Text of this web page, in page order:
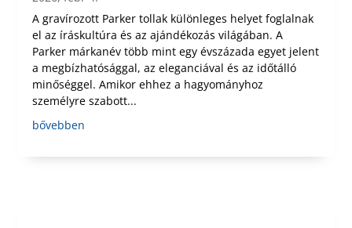
A gravírozott Parker tollak különleges helyet foglalnak
el az íráskultúra és az ajándékozás világában. A
Parker márkanév több mint egy évszázada egyet jelent
a megbízhatósággal, az eleganciával és az időtálló
minőséggel. Amikor ehhez a hagyományhoz
személyre szabott...
bővebben